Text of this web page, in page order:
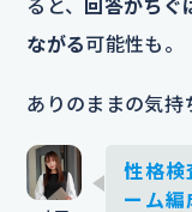
ると、 回答がちぐ
ながる可能性も。
ありのままの気持
性格検
ーム編